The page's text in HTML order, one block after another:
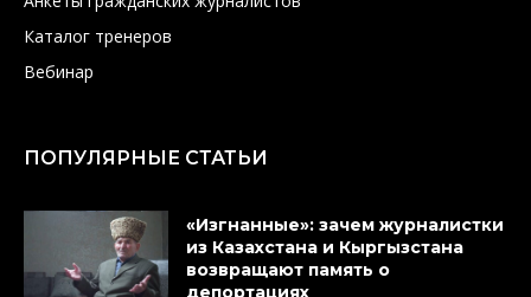
Каталог тренеров
Вебинар
ПОПУЛЯРНЫЕ СТАТЬИ
«Изгнанные»: зачем журналистки
из Казахстана и Кыргызстана
возвращают память о
депортациях